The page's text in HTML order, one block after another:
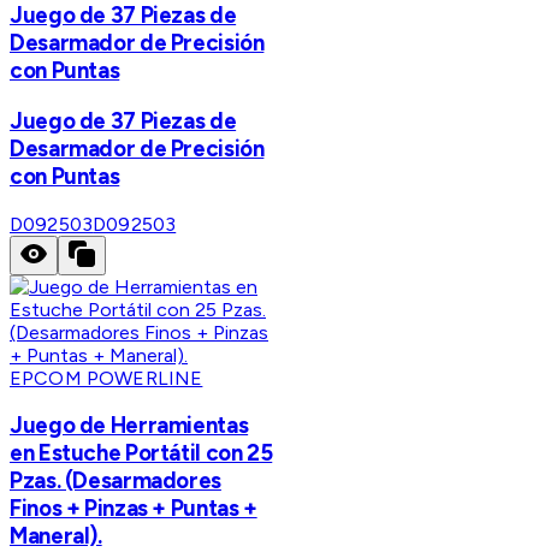
Juego de 37 Piezas de
Desarmador de Precisión
con Puntas
Juego de 37 Piezas de
Desarmador de Precisión
con Puntas
D092503D092503
EPCOM POWERLINE
Juego de Herramientas
en Estuche Portátil con 25
Pzas. (Desarmadores
Finos + Pinzas + Puntas +
Maneral).